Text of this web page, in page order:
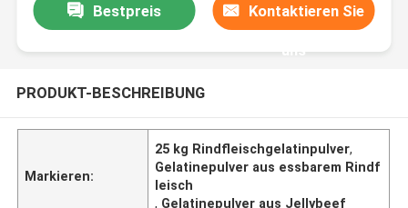
Bestpreis Kontaktieren Sie
uns
PRODUKT-BESCHREIBUNG
Markieren:
25 kg Rindfleischgelatinpulver,
Gelatinepulver aus essbarem Rindf
leisch
, Gelatinepulver aus Jellybeef